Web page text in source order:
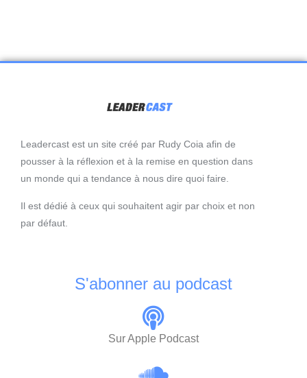
Leadercast est un site créé par Rudy Coia afin de
pousser à la réflexion et à la remise en question dans
un monde qui a tendance à nous dire quoi faire.
Il est dédié à ceux qui souhaitent agir par choix et non
par défaut.
S'abonner au podcast
Sur Apple Podcast